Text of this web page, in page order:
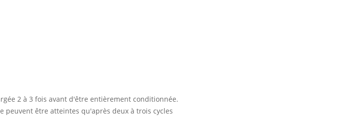
2 à 3 fois avant d'être entièrement conditionnée.
peuvent être atteintes qu'après deux à trois cycles